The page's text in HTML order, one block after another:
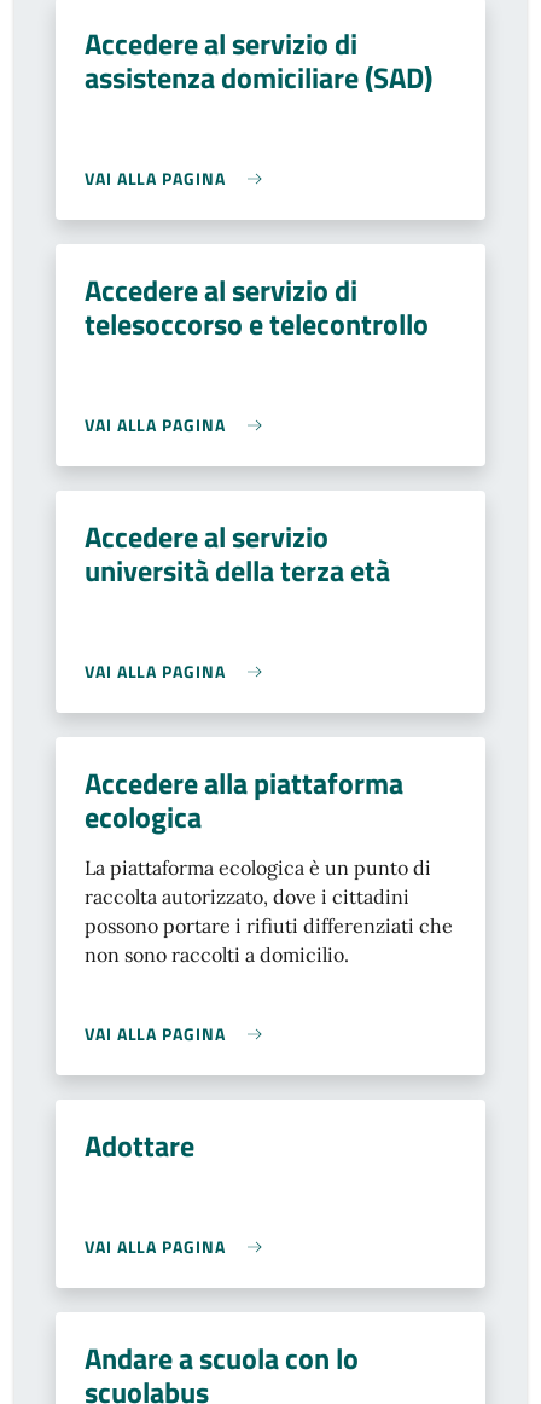
Accedere al servizio di
assistenza domiciliare (SAD)
VAI ALLA PAGINA
Accedere al servizio di
telesoccorso e telecontrollo
VAI ALLA PAGINA
Accedere al servizio
università della terza età
VAI ALLA PAGINA
Accedere alla piattaforma
ecologica
La piattaforma ecologica è un punto di
raccolta autorizzato, dove i cittadini
possono portare i rifiuti differenziati che
non sono raccolti a domicilio.
VAI ALLA PAGINA
Adottare
VAI ALLA PAGINA
Andare a scuola con lo
scuolabus